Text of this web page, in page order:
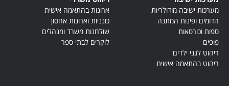
מערכות ישיבה מודולריות
הדומים ופינות המתנה
ספות וכורסאות
פופים
ריהוט לגני ילדים
ריהוט בהתאמה אישית
ארונות בהתאמה אישית
כונניות וארונות אחסון
שולחנות משרד ומנהלים
לוקרים לבתי ספר